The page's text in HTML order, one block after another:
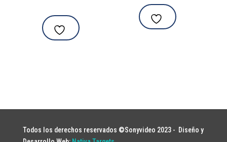
Todos los derechos reservados ©Sonyvideo 2023 - Diseño y